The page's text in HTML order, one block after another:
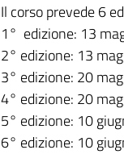
Il corso prevede 6
1° edizione: 13
2° edizione: 13
3° edizione: 20
4° edizione: 20
5° edizione: 10
6° edizione: 10